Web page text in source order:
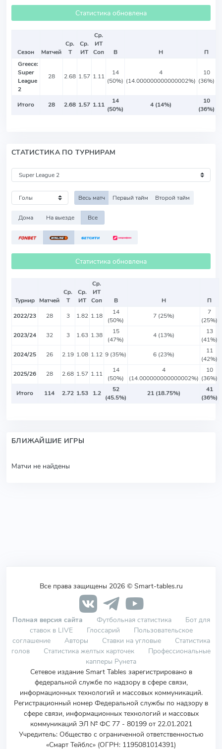
Статистика обновлена
Сезон Матчей
Ср.
Т
Ср.
ИТ
Ср.
ИТ
Соп
В Н
П
Greece:
Super
League
2
28 2.68 1.57 1.11
14
(50%)
4
(14.000000000000002%)
10
(36%)
Итого 28 2.68 1.57 1.11
14
(50%)
4 (14%)
10
(36%)
СТАТИСТИКА ПО ТУРНИРАМ
Весь матч Первый тайм Второй тайм
Дома На выезде Все
Статистика обновлена
Турнир Матчей
Ср.
Т
Ср.
ИТ
Ср.
ИТ
Соп
В Н
П
2022/23
28 3 1.82 1.18
14
(50%)
7 (25%)
7
(25%)
2023/24
32 3 1.63 1.38
15
(47%)
4 (13%)
13
(41%)
2024/25
26 2.19 1.08 1.12 9 (35%) 6 (23%)
11
(42%)
2025/26
28 2.68 1.57 1.11
14
(50%)
4
(14.000000000000002%)
10
(36%)
Итого
114 2.72 1.53 1.2
52
(45.5%)
21 (18.75%)
41
(36%)
БЛИЖАЙШИЕ ИГРЫ
Матчи не найдены
Все права защищены 2026 © Smart-tables.ru
Полная версия сайта Футбольная статистика
Бот для
ставок в LIVE
Глоссарий
Пользовательское
соглашение
Авторы Ставки на угловые
Статистика
голов
Статистика желтых карточек
Профессиональные
капперы Рунета
Сетевое издание Smart Tables зарегистрировано в
федеральной службе по надзору в сфере связи,
информационных технологий и массовых коммуникаций.
Регистрационный номер Федеральной службы по надзору в
сфере связи, информационных технологий и массовых
коммуникаций ЭЛ № ФС 77 - 80199 от 22.01.2021
Учредитель: Общество с ограниченной ответственностью
«Смарт Тейблс» (ОГРН: 1195081014391)